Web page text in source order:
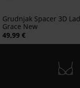
Grudnjak Spacer 3D
Grace New
49,99 €